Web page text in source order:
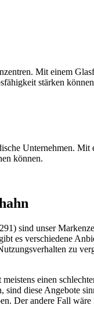
Mit einem
stärken
Unternehmen.
können.
sind unser
es verschiedene
zu
einen
diese Angebote
Der andere Fall